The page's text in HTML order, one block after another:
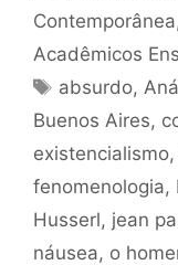
Contemporânea
Acadêmicos
Tags
absurdo,
Buenos Aires,
existencialismo,
fenomenologia,
Husserl, jean
náusea, o